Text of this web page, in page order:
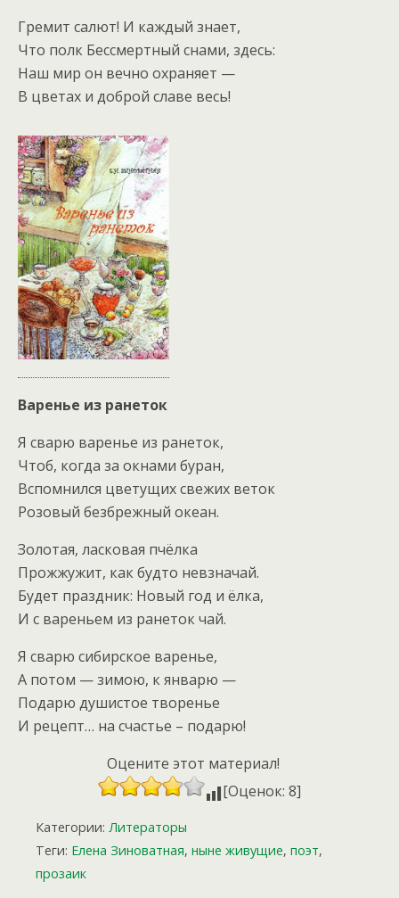
Гремит салют! И каждый знает,
Что полк Бессмертный снами, здесь:
Наш мир он вечно охраняет —
В цветах и доброй славе весь!
Варенье из ранеток
Я сварю варенье из ранеток,
Чтоб, когда за окнами буран,
Вспомнился цветущих свежих веток
Розовый безбрежный океан.
Золотая, ласковая пчёлка
Прожжужит, как будто невзначай.
Будет праздник: Новый год и ёлка,
И с вареньем из ранеток чай.
Я сварю сибирское варенье,
А потом — зимою, к январю —
Подарю душистое творенье
И рецепт… на счастье – подарю!
Оцените этот материал!
[Оценок: 8]
Категории: Литераторы
Теги: Елена Зиноватная, ныне живущие, поэт,
прозаик